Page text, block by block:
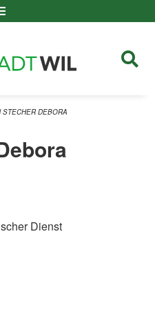
STECHER DEBORA
Dienst